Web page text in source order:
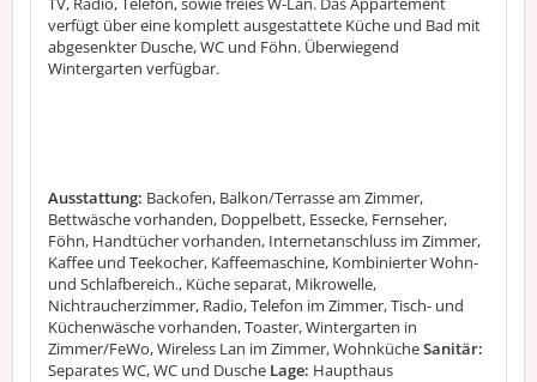
verfügt über eine komplett ausgestattete Küche und Bad mit
abgesenkter Dusche, WC und Föhn. Überwiegend
Wintergarten verfügbar.
Ausstattung: Backofen, Balkon/Terrasse am Zimmer,
Bettwäsche vorhanden, Doppelbett, Essecke, Fernseher,
Föhn, Handtücher vorhanden, Internetanschluss im Zimmer,
Kaffee und Teekocher, Kaffeemaschine, Kombinierter Wohn-
und Schlafbereich., Küche separat, Mikrowelle,
Nichtraucherzimmer, Radio, Telefon im Zimmer, Tisch- und
Küchenwäsche vorhanden, Toaster, Wintergarten in
Zimmer/FeWo, Wireless Lan im Zimmer, WohnkücheSanitär:
Separates WC, WC und Dusche Lage: Haupthaus